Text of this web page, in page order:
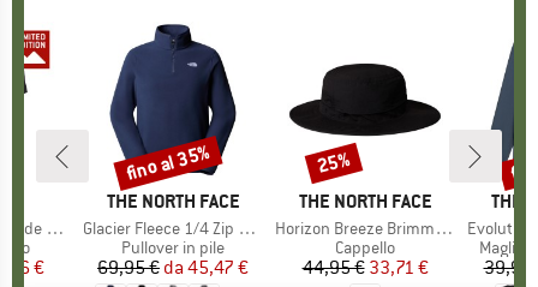
TS
ridotto
€
MARCHIO
THE NORTH FACE
Articolo
Glacier Fleece 1/4 Zip Jacket
Gruppo di prodotti
Pullover in pile
Prezzo
69,95 € Prezzo ridotto
da 45,47 €
Sconto
fino al 35%
MARCHIO
THE NORTH FACE
Articolo
Horizon Breeze Brimmer Hat
Gruppo di prodotti
Cappello
Prezzo
44,95 €Prezzo ridotto
33,71 €
Sconto
25%
THE
Articolo
Evolution Box
Maglia
39,95